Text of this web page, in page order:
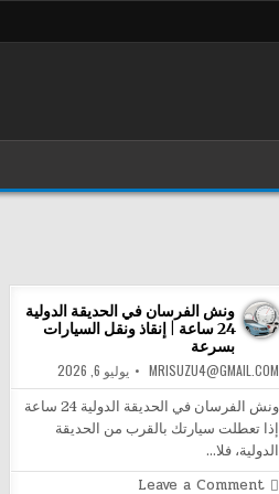
ونش الفرسان في الحديقة الدولية
24 ساعة | إنقاذ ونقل السيارات
بسرعة
MRISUZU4@GMAIL.COM يوليو 6, 2026
ونش الفرسان في الحديقة الدولية 24 ساعة
إذا تعطلت سيارتك بالقرب من الحديقة
الدولية، فلا…
Leave a Comment
on